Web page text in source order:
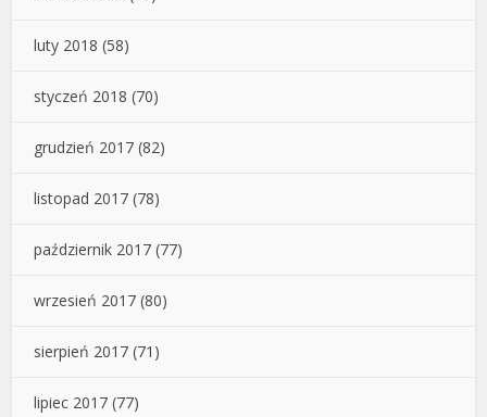
luty 2018 (58)
styczeń 2018 (70)
grudzień 2017 (82)
listopad 2017 (78)
październik 2017 (77)
wrzesień 2017 (80)
sierpień 2017 (71)
lipiec 2017 (77)